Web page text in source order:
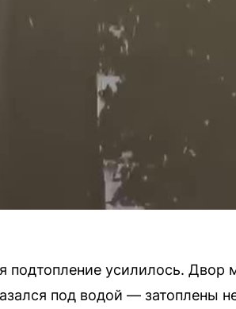
подтопление усилилось.
под водой — затоплены